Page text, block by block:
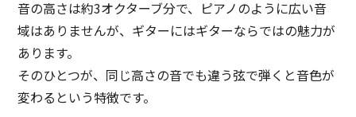
音の高さは約3オクターブ分で、ピアノのように広い音
域はありませんが、ギターにはギターならではの魅力が
あります。
そのひとつが、同じ高さの音でも違う弦で弾くと音色が
変わるという特徴です。